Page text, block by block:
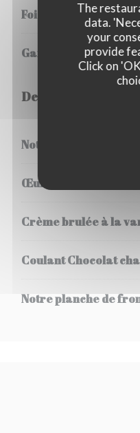
The
data.
your
provide
Click on
Foie de veau en
Gambas flambées
Desserts
Notre dessert du jour
Œuf à la neige aux
Crème brulée à la
Coulant Chocolat
Notre planche de